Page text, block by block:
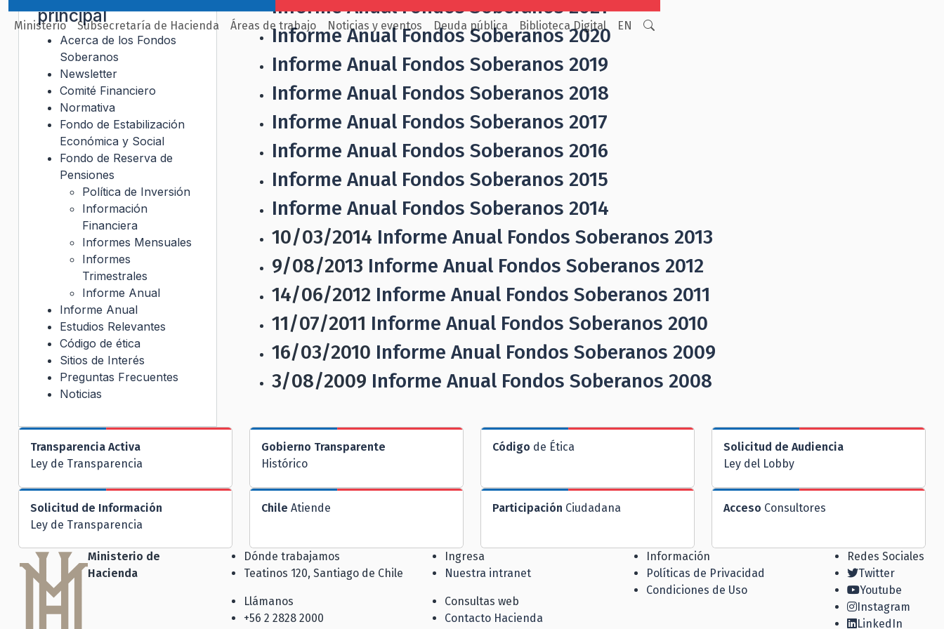
Ministerio Subsecretaría de Hacienda Áreas de trabajo Noticias y eventos Deuda pública Biblioteca Digital EN
Informe Anual Fondos Soberanos 2021
Informe Anual Fondos Soberanos 2020
Informe Anual Fondos Soberanos 2019
Informe Anual Fondos Soberanos 2018
Informe Anual Fondos Soberanos 2017
Informe Anual Fondos Soberanos 2016
Informe Anual Fondos Soberanos 2015
Informe Anual Fondos Soberanos 2014
10/03/2014 Informe Anual Fondos Soberanos 2013
9/08/2013 Informe Anual Fondos Soberanos 2012
14/06/2012 Informe Anual Fondos Soberanos 2011
11/07/2011 Informe Anual Fondos Soberanos 2010
16/03/2010 Informe Anual Fondos Soberanos 2009
3/08/2009 Informe Anual Fondos Soberanos 2008
principal
Acerca de los Fondos
Soberanos
Newsletter
Comité Financiero
Normativa
Fondo de Estabilización
Económica y Social
Fondo de Reserva de
Pensiones
Política de Inversión
Información
Financiera
Informes Mensuales
Informes
Trimestrales
Informe Anual
Informe Anual
Estudios Relevantes
Código de ética
Sitios de Interés
Preguntas Frecuentes
Noticias
Transparencia Activa
Ley de Transparencia
Gobierno Transparente
Histórico
Código de Ética
Solicitud de Audiencia
Ley del Lobby
Solicitud de Información
Ley de Transparencia
Chile Atiende Participación Ciudadana Acceso Consultores
Ministerio de
Hacienda
Dónde trabajamos
Teatinos 120, Santiago de Chile
Llámanos
+56 2 2828 2000
Ingresa
Nuestra intranet
Consultas web
Contacto Hacienda
Información
Políticas de Privacidad
Condiciones de Uso
Redes Sociales
Twitter
Youtube
Instagram
LinkedIn